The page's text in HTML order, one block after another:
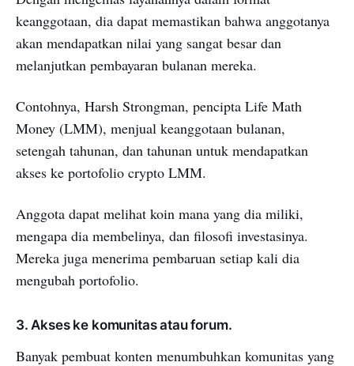
keanggotaan, dia dapat memastikan bahwa anggotanya
akan mendapatkan nilai yang sangat besar dan
melanjutkan pembayaran bulanan mereka.
Contohnya, Harsh Strongman, pencipta Life Math
Money (LMM), menjual keanggotaan bulanan,
setengah tahunan, dan tahunan untuk mendapatkan
akses ke portofolio crypto LMM.
Anggota dapat melihat koin mana yang dia miliki,
mengapa dia membelinya, dan filosofi investasinya.
Mereka juga menerima pembaruan setiap kali dia
mengubah portofolio.
3. Akses ke komunitas atau forum.
Banyak pembuat konten menumbuhkan komunitas yang